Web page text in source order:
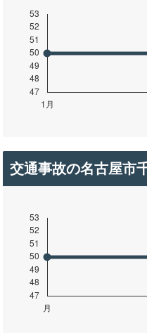
交通事故の名古屋市